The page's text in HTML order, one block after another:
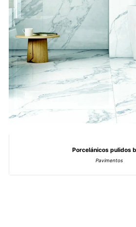
Porcelánicos pulidos
Pavimentos